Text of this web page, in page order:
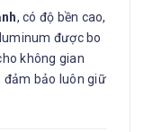
, có độ bền cao,
được bo
không gian
đảm bảo luôn giữ